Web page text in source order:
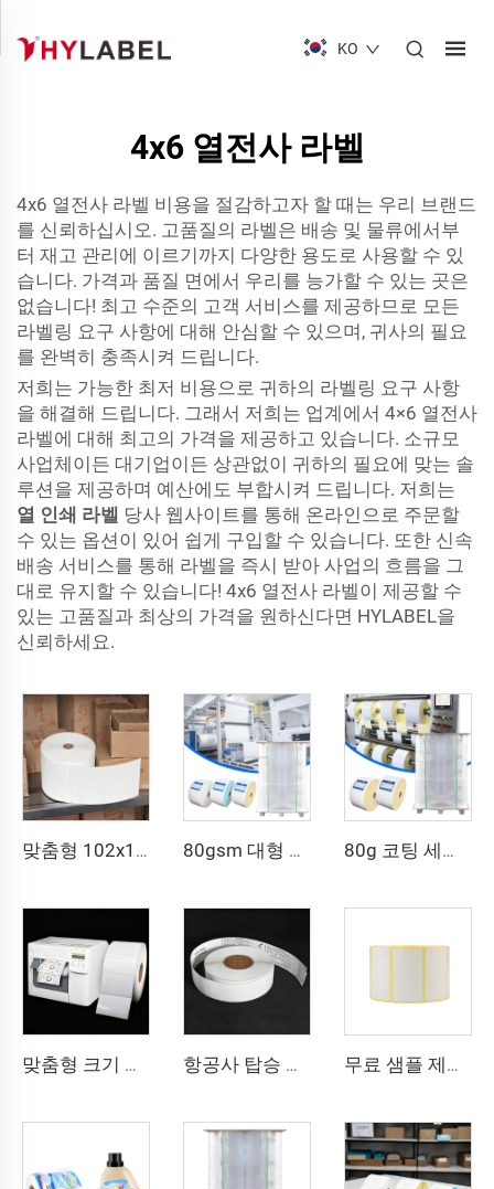
KO
4x6 열전사 라벨
4x6 열전사 라벨 비용을 절감하고자 할 때는 우리 브랜드
를 신뢰하십시오. 고품질의 라벨은 배송 및 물류에서부
터 재고 관리에 이르기까지 다양한 용도로 사용할 수 있
습니다. 가격과 품질 면에서 우리를 능가할 수 있는 곳은
없습니다! 최고 수준의 고객 서비스를 제공하므로 모든
라벨링 요구 사항에 대해 안심할 수 있으며, 귀사의 필요
를 완벽히 충족시켜 드립니다.
저희는 가능한 최저 비용으로 귀하의 라벨링 요구 사항
을 해결해 드립니다. 그래서 저희는 업계에서 4×6 열전사
라벨에 대해 최고의 가격을 제공하고 있습니다. 소규모
사업체이든 대기업이든 상관없이 귀하의 필요에 맞는 솔
루션을 제공하며 예산에도 부합시켜 드립니다. 저희는
열 인쇄 라벨 당사 웹사이트를 통해 온라인으로 주문할
수 있는 옵션이 있어 쉽게 구입할 수 있습니다. 또한 신속
배송 서비스를 통해 라벨을 즉시 받아 사업의 흐름을 그
대로 유지할 수 있습니다! 4x6 열전사 라벨이 제공할 수
있는 고품질과 최상의 가격을 원하신다면 HYLABEL을
신뢰하세요.
맞춤형 102x152 열전사 라벨 반광택 종이 전사 접착 운송장 라벨 4x6 인치 배송용 열전사 라벨 스티커 80gsm 대형 세미 광택 자가 접착지 열전사 라벨 원지 원자재 대형 롤 라벨 80g 코팅 세미 광택지 열전사 라벨 핫멜트 자가 접착지 원자재 대형 롤 라벨 원지 스티커
맞춤형 크기 연속 무광 고광택 합성 접착 잉크젯 라벨 롤 102mm 216mm 잉크젯 스티커 항공사 탑승 수하물 라벨 스티커 태그 열전사 합성지 직접 열전사 BOPP 필름 수하물 라벨 무료 샘플 제공 슈퍼마켓 사전 인쇄 육류 포장 가격표 자가접착 바코드 용지 롤 라벨 스티커